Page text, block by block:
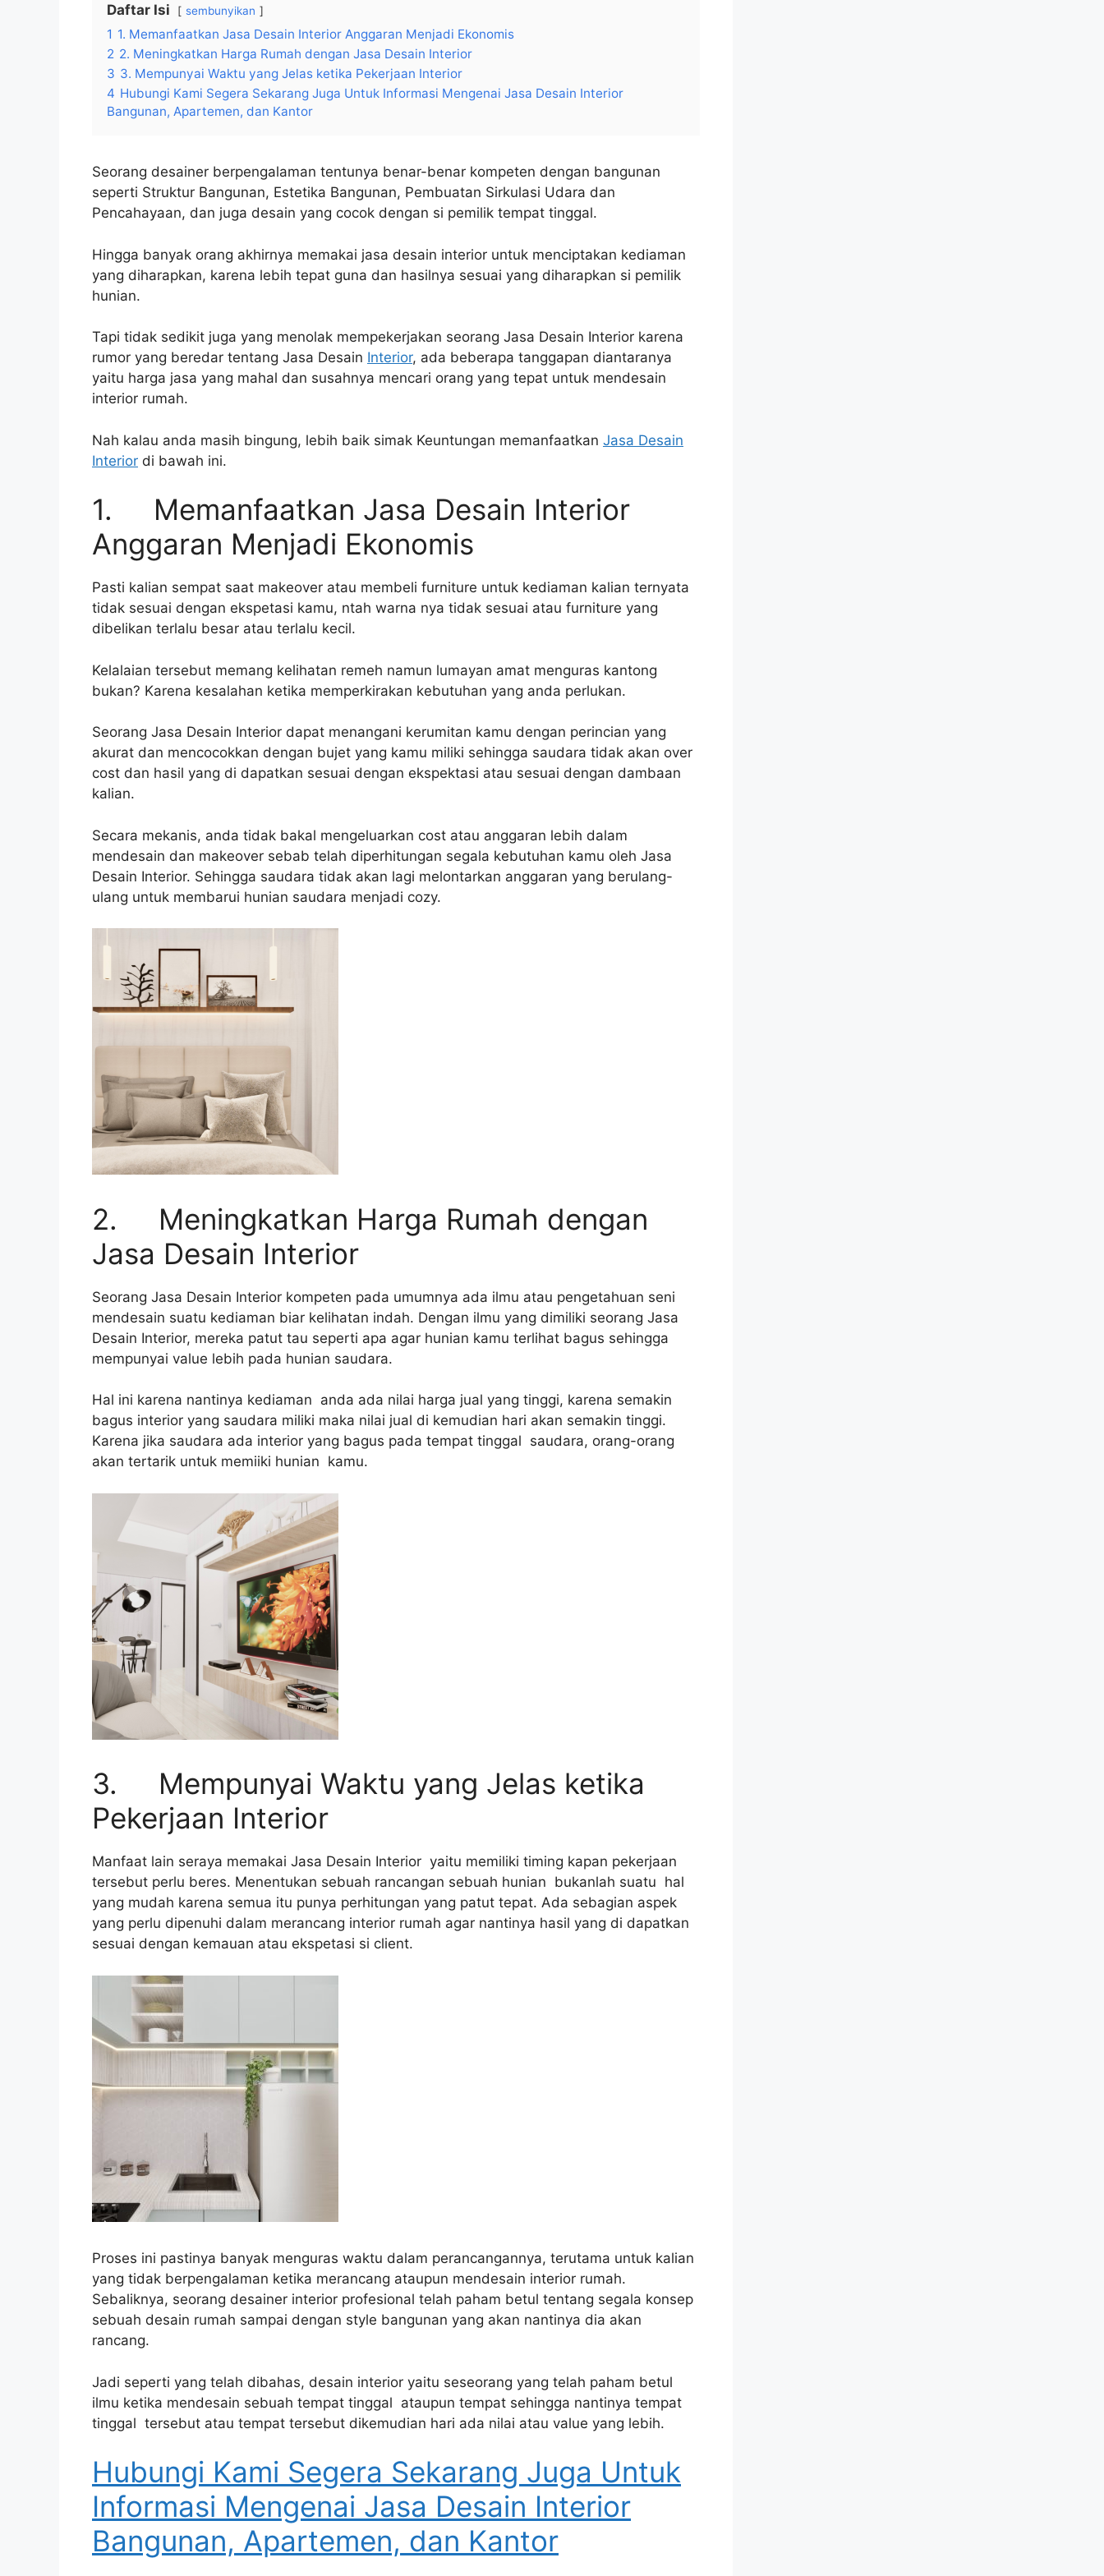
Daftar Isi sembunyikan
1 1. Memanfaatkan Jasa Desain Interior Anggaran Menjadi Ekonomis
2 2. Meningkatkan Harga Rumah dengan Jasa Desain Interior
3 3. Mempunyai Waktu yang Jelas ketika Pekerjaan Interior
4 Hubungi Kami Segera Sekarang Juga Untuk Informasi Mengenai Jasa Desain Interior
Bangunan, Apartemen, dan Kantor
Seorang desainer berpengalaman tentunya benar-benar kompeten dengan bangunan
seperti Struktur Bangunan, Estetika Bangunan, Pembuatan Sirkulasi Udara dan
Pencahayaan, dan juga desain yang cocok dengan si pemilik tempat tinggal.
Hingga banyak orang akhirnya memakai jasa desain interior untuk menciptakan kediaman
yang diharapkan, karena lebih tepat guna dan hasilnya sesuai yang diharapkan si pemilik
hunian.
Tapi tidak sedikit juga yang menolak mempekerjakan seorang Jasa Desain Interior karena
rumor yang beredar tentang Jasa Desain Interior, ada beberapa tanggapan diantaranya
yaitu harga jasa yang mahal dan susahnya mencari orang yang tepat untuk mendesain
interior rumah.
Nah kalau anda masih bingung, lebih baik simak Keuntungan memanfaatkan Jasa Desain
Interior di bawah ini.
1. Memanfaatkan Jasa Desain Interior
Anggaran Menjadi Ekonomis
Pasti kalian sempat saat makeover atau membeli furniture untuk kediaman kalian ternyata
tidak sesuai dengan ekspetasi kamu, ntah warna nya tidak sesuai atau furniture yang
dibelikan terlalu besar atau terlalu kecil.
Kelalaian tersebut memang kelihatan remeh namun lumayan amat menguras kantong
bukan? Karena kesalahan ketika memperkirakan kebutuhan yang anda perlukan.
Seorang Jasa Desain Interior dapat menangani kerumitan kamu dengan perincian yang
akurat dan mencocokkan dengan bujet yang kamu miliki sehingga saudara tidak akan over
cost dan hasil yang di dapatkan sesuai dengan ekspektasi atau sesuai dengan dambaan
kalian.
Secara mekanis, anda tidak bakal mengeluarkan cost atau anggaran lebih dalam
mendesain dan makeover sebab telah diperhitungan segala kebutuhan kamu oleh Jasa
Desain Interior. Sehingga saudara tidak akan lagi melontarkan anggaran yang berulang-
ulang untuk membarui hunian saudara menjadi cozy.
2. Meningkatkan Harga Rumah dengan
Jasa Desain Interior
Seorang Jasa Desain Interior kompeten pada umumnya ada ilmu atau pengetahuan seni
mendesain suatu kediaman biar kelihatan indah. Dengan ilmu yang dimiliki seorang Jasa
Desain Interior, mereka patut tau seperti apa agar hunian kamu terlihat bagus sehingga
mempunyai value lebih pada hunian saudara.
Hal ini karena nantinya kediaman anda ada nilai harga jual yang tinggi, karena semakin
bagus interior yang saudara miliki maka nilai jual di kemudian hari akan semakin tinggi.
Karena jika saudara ada interior yang bagus pada tempat tinggal saudara, orang-orang
akan tertarik untuk memiiki hunian kamu.
3. Mempunyai Waktu yang Jelas ketika
Pekerjaan Interior
Manfaat lain seraya memakai Jasa Desain Interior yaitu memiliki timing kapan pekerjaan
tersebut perlu beres. Menentukan sebuah rancangan sebuah hunian bukanlah suatu hal
yang mudah karena semua itu punya perhitungan yang patut tepat. Ada sebagian aspek
yang perlu dipenuhi dalam merancang interior rumah agar nantinya hasil yang di dapatkan
sesuai dengan kemauan atau ekspetasi si client.
Proses ini pastinya banyak menguras waktu dalam perancangannya, terutama untuk kalian
yang tidak berpengalaman ketika merancang ataupun mendesain interior rumah.
Sebaliknya, seorang desainer interior profesional telah paham betul tentang segala konsep
sebuah desain rumah sampai dengan style bangunan yang akan nantinya dia akan
rancang.
Jadi seperti yang telah dibahas, desain interior yaitu seseorang yang telah paham betul
ilmu ketika mendesain sebuah tempat tinggal ataupun tempat sehingga nantinya tempat
tinggal tersebut atau tempat tersebut dikemudian hari ada nilai atau value yang lebih.
Hubungi Kami Segera Sekarang Juga Untuk
Informasi Mengenai Jasa Desain Interior
Bangunan, Apartemen, dan Kantor